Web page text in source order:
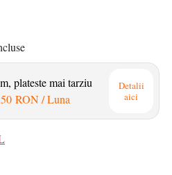
plateste mai tarziu
RON/ Luna
Detalii
aici